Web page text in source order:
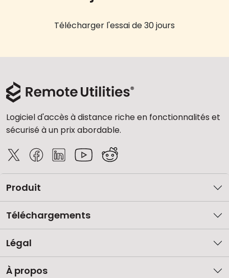
Télécharger l'essai de 30 jours
Logiciel d'accès à distance riche en fonctionnalités et
sécurisé à un prix abordable.
Produit
Téléchargements
Légal
À propos